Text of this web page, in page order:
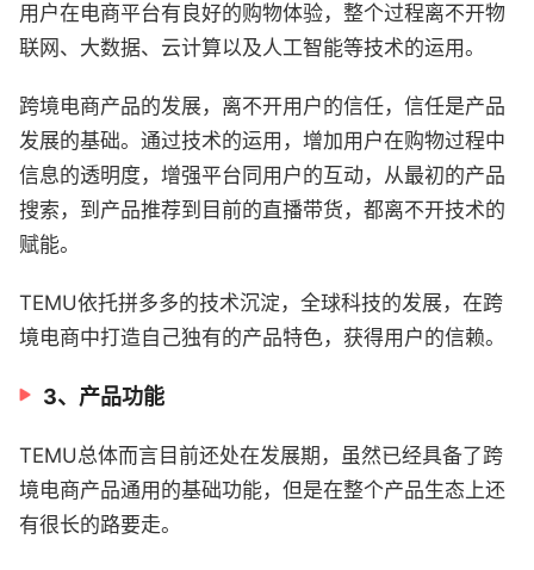
用户在电商平台有良好的购物体验，整个过程离不开物
联网、大数据、云计算以及人工智能等技术的运用。
跨境电商产品的发展，离不开用户的信任，信任是产品
发展的基础。通过技术的运用，增加用户在购物过程中
信息的透明度，增强平台同用户的互动，从最初的产品
搜索，到产品推荐到目前的直播带货，都离不开技术的
赋能。
TEMU依托拼多多的技术沉淀，全球科技的发展，在跨
境电商中打造自己独有的产品特色，获得用户的信赖。
3、产品功能
TEMU总体而言目前还处在发展期，虽然已经具备了跨
境电商产品通用的基础功能，但是在整个产品生态上还
有很长的路要走。